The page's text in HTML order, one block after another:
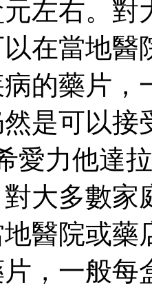
左右。
在當地
的藥片，
是可以
愛力他達
大多數家
醫院或
，一般每